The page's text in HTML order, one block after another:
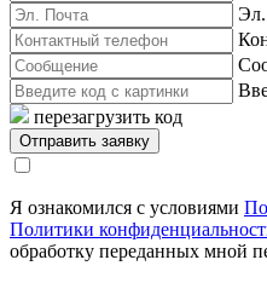
перезагрузить код
Я ознакомился с условиями
Политики
обработку переданных мной